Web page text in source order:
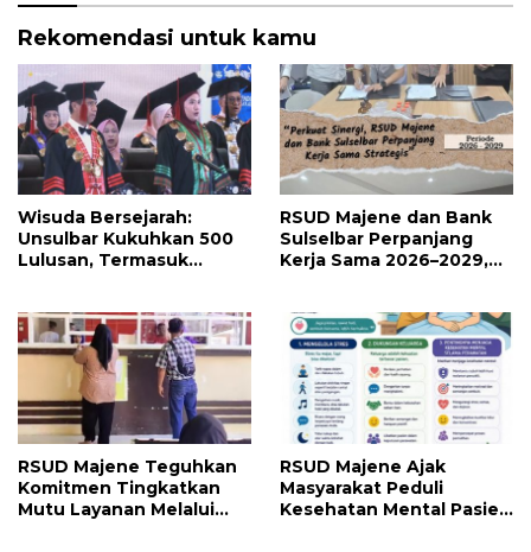
Rekomendasi untuk kamu
Wisuda Bersejarah:
Unsulbar Kukuhkan 500
Lulusan, Termasuk
RSUD Majene dan Bank
Sulselbar Perpanjang
Kerja Sama 2026–2029,
Perbankan
RSUD Majene Teguhkan
Komitmen Tingkatkan
Mutu Layanan Melalui
RSUD Majene Ajak
Masyarakat Peduli
Kesehatan Mental Pasien